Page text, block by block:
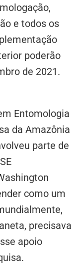
e todos os
poderão
de 2021.
Entomologia
da Amazônia
parte de
como um
precisava
apoio